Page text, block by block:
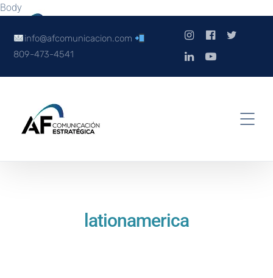
Body
info@afcomunicacion.com
809-473-4541
lationamerica